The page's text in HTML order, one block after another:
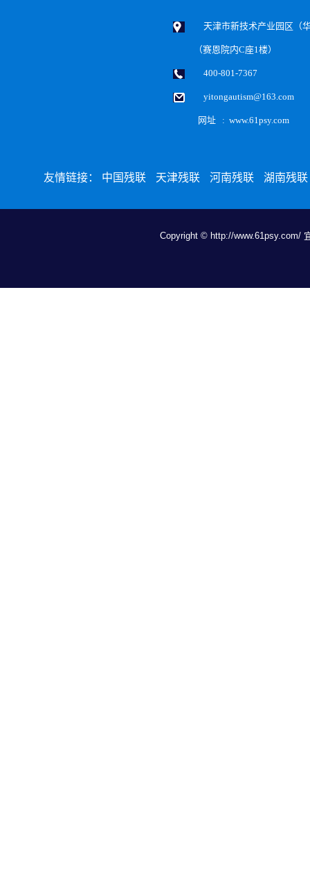
天津市新技术产业园区（华
（赛恩院内C座1楼）
400-801-7367
yitongautism@163.com
网址 : www.61psy.com
友情链接： 中国残联 天津残联 河南残联 湖南残联
Copyright © http://www.61psy.com/